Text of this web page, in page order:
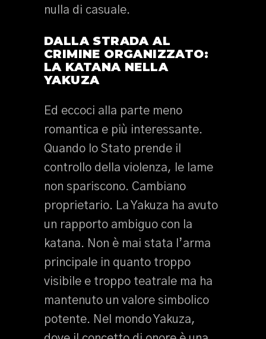
nulla di casuale.
DALLA STRADA AL
CRIMINE ORGANIZZATO:
LA KATANA NELLA
YAKUZA
Ed eccoci alla parte meno
romantica e più interessante.
Quando lo Stato prende il
controllo della violenza, le lame
non spariscono. Cambiano
proprietario. La Yakuza ha avuto
un rapporto ambiguo con la
katana. Non è mai stata l’arma
principale in quanto troppo
visibile e troppo teatrale ma ha
mantenuto un valore simbolico
potente. Nel mondo Yakuza,